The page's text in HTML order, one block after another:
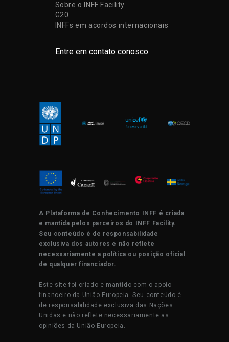
Sobre o INFF Facility
G20
INFFs em acordos internacionais
Entre em contato conosco
A Plataforma de Conhecimento INFF é criada
e mantida pelos parceiros do INFF Facility.
Seu conteúdo é de responsabilidade
exclusiva dos autores e não reflete
necessariamente a política ou posição oficial
de qualquer financiador.
Este site foi criado e mantido com o apoio
financeiro da União Europeia. Seu conteúdo é
de responsabilidade exclusiva das Nações
Unidas e não reflete necessariamente as
opiniões da União Europeia.